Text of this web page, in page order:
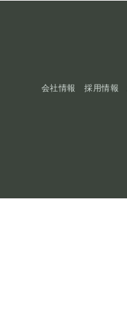
会社情報 採用情報